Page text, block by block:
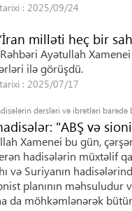
: 2025/09/24
milləti heç bir
Ayətullah
ilə görüşdü.
: 2025/07/17
dərsləri və ibrətləri barədə
"ABŞ və
Xamenei bu gün,
hadisələrin müxtəlif
və Suriyanın
planının
da möhkəmlənərək